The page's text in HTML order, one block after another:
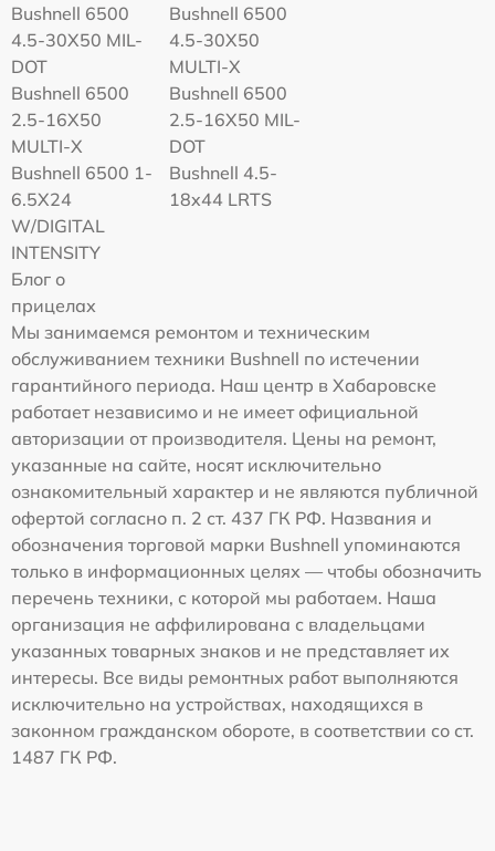
Bushnell 6500
4.5-30X50 MIL-
DOT
Bushnell 6500
4.5-30X50
MULTI-X
Bushnell 6500
2.5-16X50
MULTI-X
Bushnell 6500
2.5-16X50 MIL-
DOT
Bushnell 6500 1-
6.5X24
W/DIGITAL
INTENSITY
Bushnell 4.5-
18x44 LRTS
Блог о
прицелах
Мы занимаемся ремонтом и техническим
обслуживанием техники Bushnell по истечении
гарантийного периода. Наш центр в Хабаровске
работает независимо и не имеет официальной
авторизации от производителя. Цены на ремонт,
указанные на сайте, носят исключительно
ознакомительный характер и не являются публичной
офертой согласно п. 2 ст. 437 ГК РФ. Названия и
обозначения торговой марки Bushnell упоминаются
только в информационных целях — чтобы обозначить
перечень техники, с которой мы работаем. Наша
организация не аффилирована с владельцами
указанных товарных знаков и не представляет их
интересы. Все виды ремонтных работ выполняются
исключительно на устройствах, находящихся в
законном гражданском обороте, в соответствии со ст.
1487 ГК РФ.